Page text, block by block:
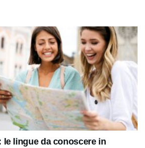
le lingue da conoscere in